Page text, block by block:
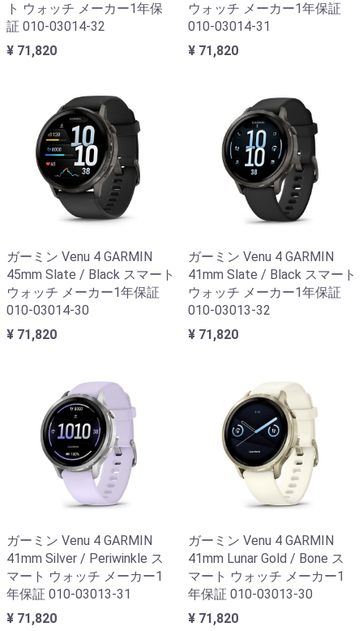
ト ウォッチ メーカー1年保
証 010-03014-32
¥ 71,820
ウォッチ メーカー1年保証
010-03014-31
¥ 71,820
ガーミン Venu 4 GARMIN
45mm Slate / Black スマート
ウォッチ メーカー1年保証
010-03014-30
¥ 71,820
ガーミン Venu 4 GARMIN
41mm Slate / Black スマート
ウォッチ メーカー1年保証
010-03013-32
¥ 71,820
ガーミン Venu 4 GARMIN
41mm Silver / Periwinkle ス
マート ウォッチ メーカー1
年保証 010-03013-31
¥ 71,820
ガーミン Venu 4 GARMIN
41mm Lunar Gold / Bone ス
マート ウォッチ メーカー1
年保証 010-03013-30
¥ 71,820